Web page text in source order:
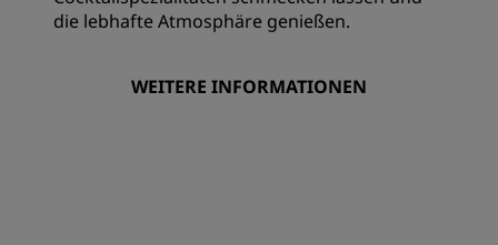
die lebhafte Atmosphäre genießen.
WEITERE INFORMATIONEN